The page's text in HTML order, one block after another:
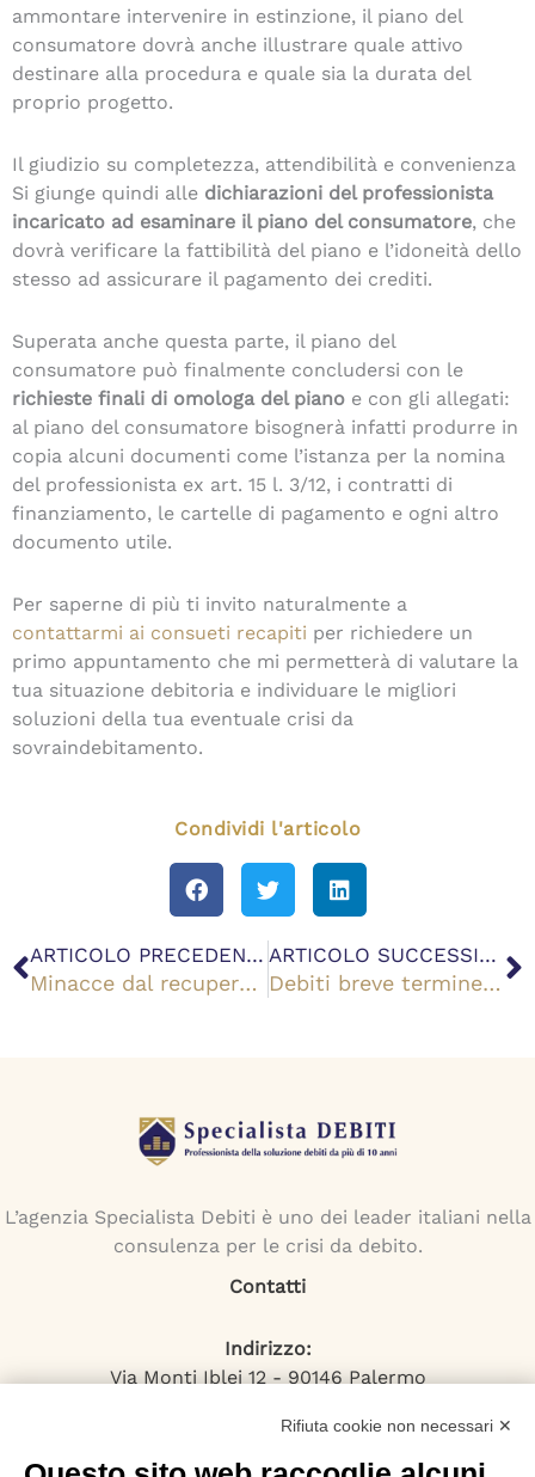
ammontare intervenire in estinzione, il piano del
consumatore dovrà anche illustrare quale attivo
destinare alla procedura e quale sia la durata del
proprio progetto.
Il giudizio su completezza, attendibilità e convenienza
Si giunge quindi alle dichiarazioni del professionista
incaricato ad esaminare il piano del consumatore, che
dovrà verificare la fattibilità del piano e l’idoneità dello
stesso ad assicurare il pagamento dei crediti.
Superata anche questa parte, il piano del
consumatore può finalmente concludersi con le
richieste finali di omologa del piano e con gli allegati:
al piano del consumatore bisognerà infatti produrre in
copia alcuni documenti come l’istanza per la nomina
del professionista ex art. 15 l. 3/12, i contratti di
finanziamento, le cartelle di pagamento e ogni altro
documento utile.
Per saperne di più ti invito naturalmente a
contattarmi ai consueti recapiti per richiedere un
primo appuntamento che mi permetterà di valutare la
tua situazione debitoria e individuare le migliori
soluzioni della tua eventuale crisi da
sovraindebitamento.
Condividi l'articolo
Precedente ARTICOLO PRECEDENTE
Minacce dal recupero crediti? Come difendere i tuoi diritti di debitore
ARTICOLO SUCCESSIVO
Debiti breve termine: cosa sono e come consolidarli o rimborsarli
L’agenzia Specialista Debiti è uno dei leader italiani nella
consulenza per le crisi da debito.
Contatti
Indirizzo:
Via Monti Iblei 12 - 90146 Palermo
Numero Verde:
800-034.597
Rifiuta cookie non necessari ✕